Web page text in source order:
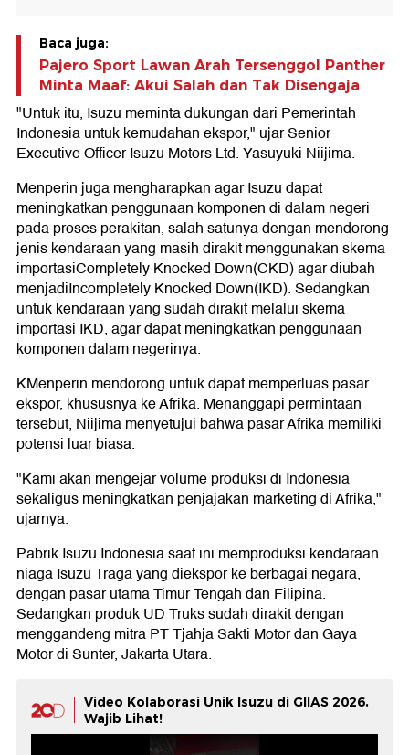
Baca juga:
Pajero Sport Lawan Arah Tersenggol Panther
Minta Maaf: Akui Salah dan Tak Disengaja
"Untuk itu, Isuzu meminta dukungan dari Pemerintah
Indonesia untuk kemudahan ekspor," ujar Senior
Executive Officer Isuzu Motors Ltd. Yasuyuki Niijima.
Menperin juga mengharapkan agar Isuzu dapat
meningkatkan penggunaan komponen di dalam negeri
pada proses perakitan, salah satunya dengan mendorong
jenis kendaraan yang masih dirakit menggunakan skema
importasiCompletely Knocked Down(CKD) agar diubah
menjadiIncompletely Knocked Down(IKD). Sedangkan
untuk kendaraan yang sudah dirakit melalui skema
importasi IKD, agar dapat meningkatkan penggunaan
komponen dalam negerinya.
KMenperin mendorong untuk dapat memperluas pasar
ekspor, khususnya ke Afrika. Menanggapi permintaan
tersebut, Niijima menyetujui bahwa pasar Afrika memiliki
potensi luar biasa.
"Kami akan mengejar volume produksi di Indonesia
sekaligus meningkatkan penjajakan marketing di Afrika,"
ujarnya.
Pabrik Isuzu Indonesia saat ini memproduksi kendaraan
niaga Isuzu Traga yang diekspor ke berbagai negara,
dengan pasar utama Timur Tengah dan Filipina.
Sedangkan produk UD Truks sudah dirakit dengan
menggandeng mitra PT Tjahja Sakti Motor dan Gaya
Motor di Sunter, Jakarta Utara.
Video Kolaborasi Unik Isuzu di GIIAS 2026,
Wajib Lihat!